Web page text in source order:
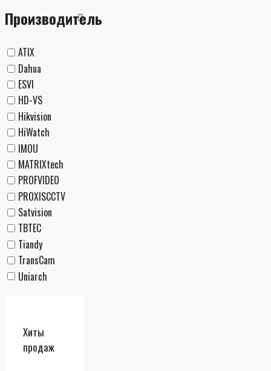
Производитель
ATIX
Dahua
ESVI
HD-VS
Hikvision
HiWatch
IMOU
MATRIXtech
PROFVIDEO
PROXISCCTV
Satvision
TBTEC
Tiandy
TransCam
Uniarch
Хиты
продаж